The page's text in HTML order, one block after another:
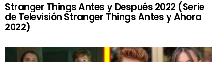
Stranger Things Antes y Después 2022 (Serie
de Televisión Stranger Things Antes y Ahora
2022)